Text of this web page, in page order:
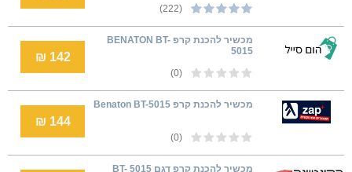
(222)
מכשיר להכנת קרפ BENATON BT-
5015
(0)
142 ₪
מכשיר להכנת קרפ Benaton BT-5015
(0)
144 ₪
מכשיר להכנת קרפ דגם BT- 5015